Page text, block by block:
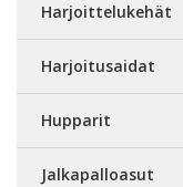
Harjoittelukehät
Harjoitusaidat
Hupparit
Jalkapalloasut